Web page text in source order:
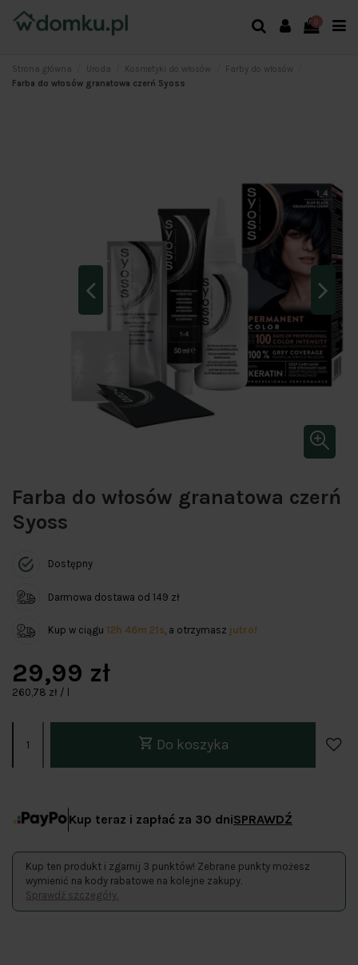
Strona główna Uroda Kosmetyki do włosów
Farby do włosów
Farba do włosów granatowa czerń Syoss
Farba do włosów granatowa czerń
Syoss
Dostępny
Darmowa dostawa od 149 zł
Kup w ciągu 12h 46m 21s, a otrzymasz jutro!
29,99 zł
260,78 zł / l
Do koszyka
Kup teraz i zapłać za 30 dniSPRAWDŹ
Kup ten produkt i zgarnij 3 punktów! Zebrane punkty możesz
wymienić na kody rabatowe na kolejne zakupy.
Sprawdź szczegóły.